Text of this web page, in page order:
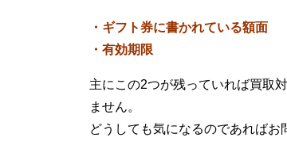
・ギフト券に書かれている額面
・有効期限
主にこの2つが残っていれば買取
ません。
どうしても気になるのであればお